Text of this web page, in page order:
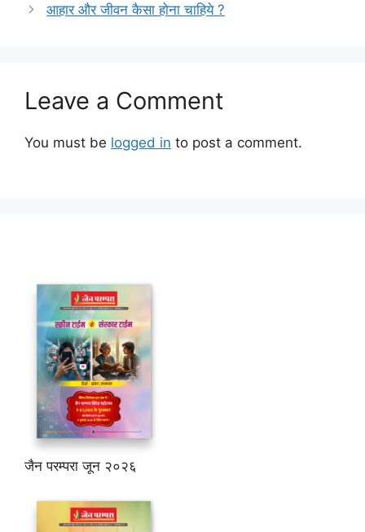
आहार और जीवन कैसा होना चाहिये ?
Leave a Comment
You must be logged in to post a comment.
जैन परम्परा जून २०२६